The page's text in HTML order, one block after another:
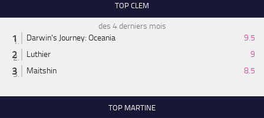
TOP CLEM
des 4 derniers mois
Darwin's Journey: Oceania
9.5
Luthier
9
Maitshin
8.5
TOP MARTINE